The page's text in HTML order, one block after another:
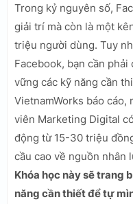
Trong kỷ nguyên số,
giải trí mà còn là một
triệu người dùng. Tuy
Facebook, bạn cần
vững các kỹ năng cần
VietnamWorks báo
viên Marketing Digital
động từ 15-30 triệu
cầu cao về nguồn nhân
Khóa học này sẽ trang
năng cần thiết để tự